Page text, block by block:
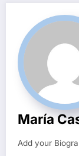
María
Add your